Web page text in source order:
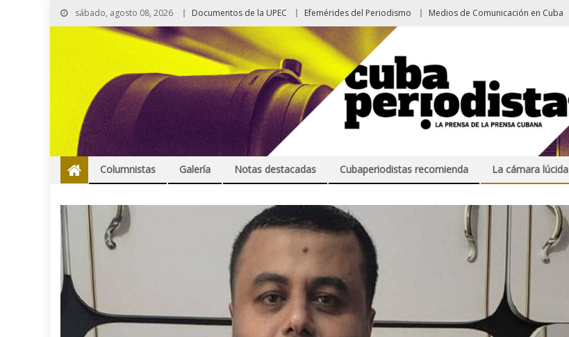
sábado, agosto 08, 2026 Documentos de la UPEC Efemérides del Periodismo Medios de Comunicación en Cuba
Columnistas Galería Notas destacadas Cubaperiodistas recomienda La cámara lúcida